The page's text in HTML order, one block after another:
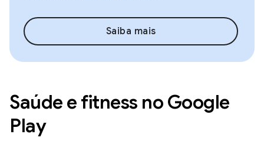
Saiba mais
Saúde e fitness no Google
Play